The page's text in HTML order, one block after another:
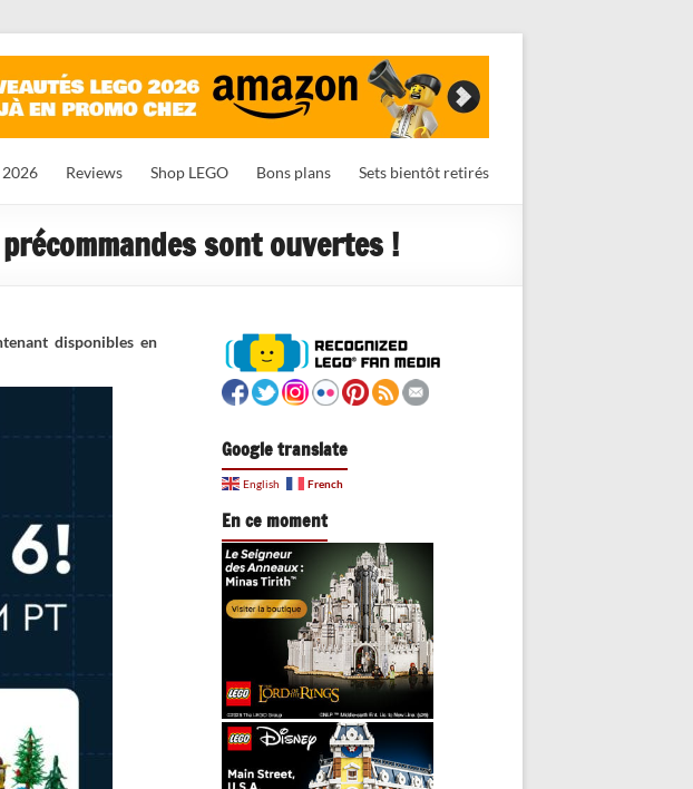
2026 Reviews Shop LEGO Bons plans Sets bientôt retirés
sont ouvertes !
disponibles en
Google translate
English French
En ce moment